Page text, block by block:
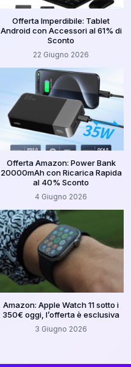
Offerta Imperdibile: Tablet
Android con Accessori al 61% di
Sconto
22 Giugno 2026
Offerta Amazon: Power Bank
20000mAh con Ricarica Rapida
al 40% Sconto
4 Giugno 2026
Amazon: Apple Watch 11 sotto i
350€ oggi, l’offerta è esclusiva
3 Giugno 2026